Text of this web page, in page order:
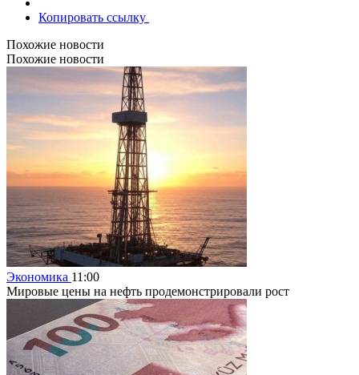
Копировать ссылку
Похожие новости
Похожие новости
Экономика 11:00
Мировые цены на нефть продемонстрировали рост